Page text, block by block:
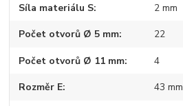
Síla materiálu S 2 mm
Počet otvorů Ø 5 mm 22
Počet otvorů Ø 11 mm 4
Rozměr E 43 mm